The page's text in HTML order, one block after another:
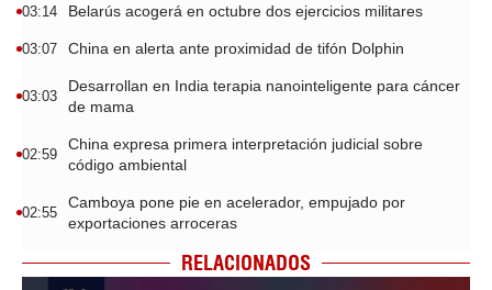
03:14 Belarús acogerá en octubre dos ejercicios militares
03:07 China en alerta ante proximidad de tifón Dolphin
03:03
Desarrollan en India terapia nanointeligente para cáncer
de mama
02:59
China expresa primera interpretación judicial sobre
código ambiental
02:55
Camboya pone pie en acelerador, empujado por
exportaciones arroceras
RELACIONADOS